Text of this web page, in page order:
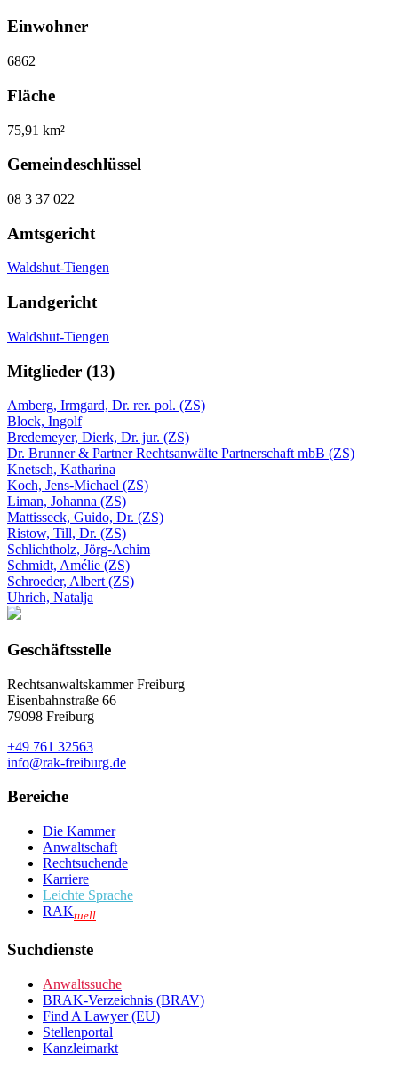
Einwohner
6862
Fläche
75,91 km²
Gemeindeschlüssel
08 3 37 022
Amtsgericht
Waldshut-Tiengen
Landgericht
Waldshut-Tiengen
Mitglieder (13)
Amberg, Irmgard, Dr. rer. pol. (ZS)
Block, Ingolf
Bredemeyer, Dierk, Dr. jur. (ZS)
Dr. Brunner & Partner Rechtsanwälte Partnerschaft mbB (ZS)
Knetsch, Katharina
Koch, Jens-Michael (ZS)
Liman, Johanna (ZS)
Mattisseck, Guido, Dr. (ZS)
Ristow, Till, Dr. (ZS)
Schlichtholz, Jörg-Achim
Schmidt, Amélie (ZS)
Schroeder, Albert (ZS)
Uhrich, Natalja
Geschäftsstelle
Rechtsanwaltskammer Freiburg
Eisenbahnstraße 66
79098 Freiburg
+49 761 32563
info@rak-freiburg.de
Bereiche
Die Kammer
Anwaltschaft
Rechtsuchende
Karriere
Leichte Sprache
RAKtuell
Suchdienste
Anwaltssuche
BRAK-Verzeichnis (BRAV)
Find A Lawyer (EU)
Stellenportal
Kanzleimarkt